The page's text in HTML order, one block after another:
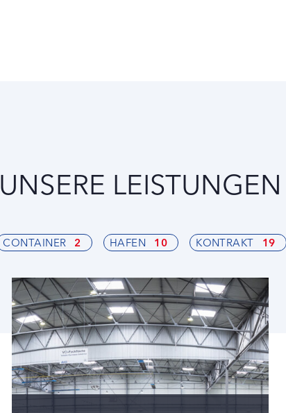
UNSERE LEISTUNGEN
CONTAINER 2 HAFEN 10 KONTRAKT 19